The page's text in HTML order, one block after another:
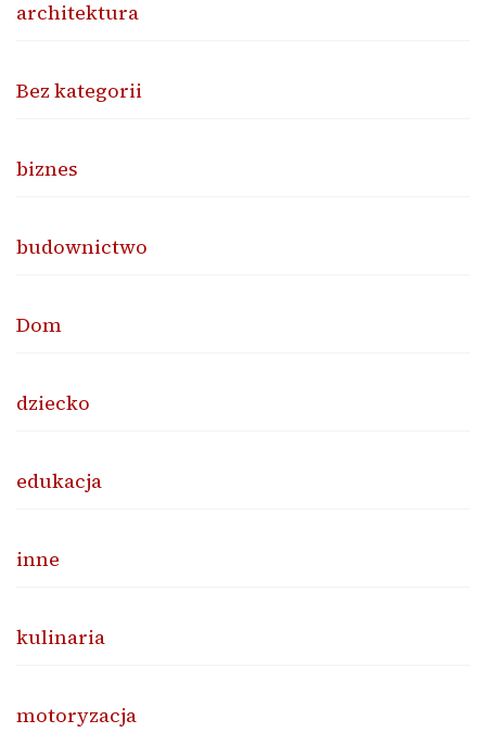
architektura
Bez kategorii
biznes
budownictwo
Dom
dziecko
edukacja
inne
kulinaria
motoryzacja